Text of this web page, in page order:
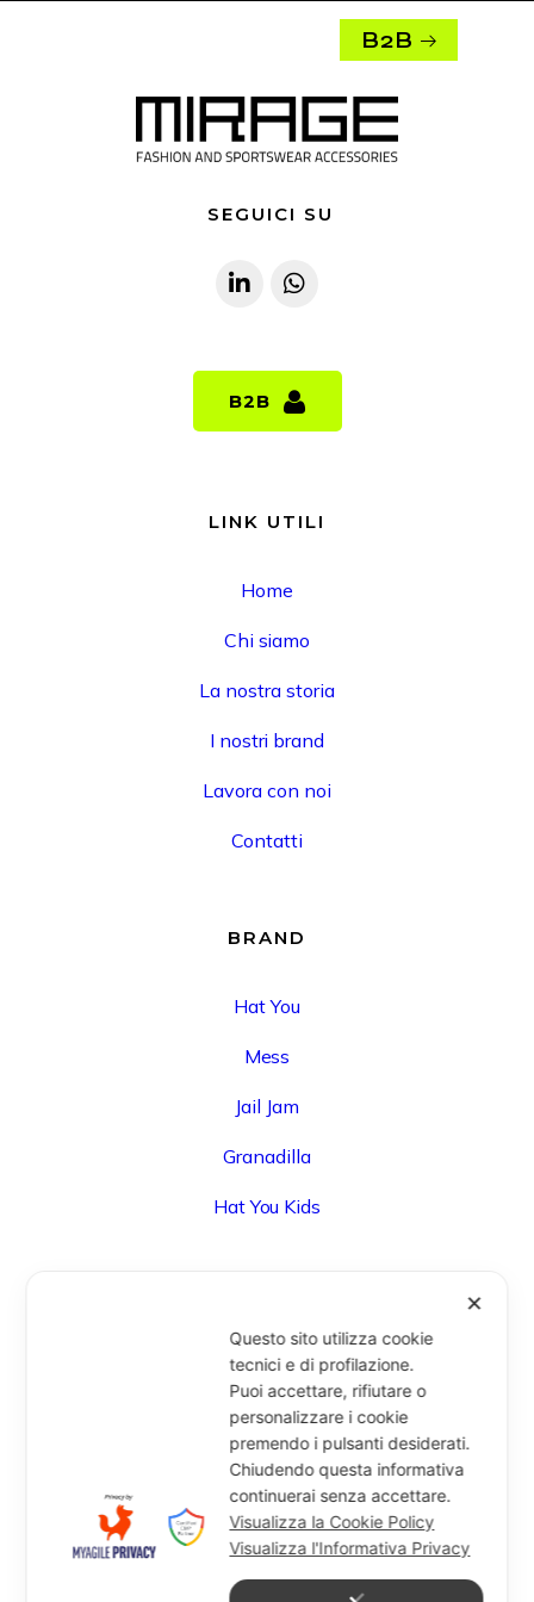
B2B
SEGUICI SU
B2B
B2B
LINK UTILI
Home
Chi siamo
La nostra storia
I nostri brand
Lavora con noi
Contatti
BRAND
Hat You
Mess
Jail Jam
Granadilla
Hat You Kids
Via Degli Speziali, 161 (Blocco 32 Centergross) -
40050 Funo di Argelato (BO) - Italy
info@miragesrl.com
+39 051 8651711
✕
Questo sito utilizza cookie
tecnici e di profilazione.
Puoi accettare, rifiutare o
personalizzare i cookie
premendo i pulsanti desiderati.
Chiudendo questa informativa
continuerai senza accettare.
Visualizza la Cookie Policy
Visualizza l'Informativa Privacy